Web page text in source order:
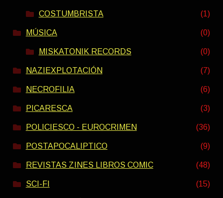
COSTUMBRISTA (1)
MÚSICA (0)
MISKATONIK RECORDS (0)
NAZIEXPLOTACIÓN (7)
NECROFILIA (6)
PICARESCA (3)
POLICIESCO - EUROCRIMEN (36)
POSTAPOCALIPTICO (9)
REVISTAS ZINES LIBROS COMIC (48)
SCI-FI (15)